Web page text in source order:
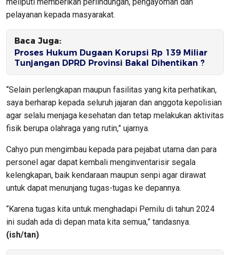
pelayanan kepada masyarakat.
Baca Juga:
Proses Hukum Dugaan Korupsi Rp 139 Miliar
Tunjangan DPRD Provinsi Bakal Dihentikan ?
“Selain perlengkapan maupun fasilitas yang kita perhatikan,
saya berharap kepada seluruh jajaran dan anggota kepolisian
agar selalu menjaga kesehatan dan tetap melakukan aktivitas
fisik berupa olahraga yang rutin,” ujarnya.
Cahyo pun mengimbau kepada para pejabat utama dan para
personel agar dapat kembali menginventarisir segala
kelengkapan, baik kendaraan maupun senpi agar dirawat
untuk dapat menunjang tugas-tugas ke depannya.
“Karena tugas kita untuk menghadapi Pemilu di tahun 2024
ini sudah ada di depan mata kita semua,” tandasnya.
(ish/tan)